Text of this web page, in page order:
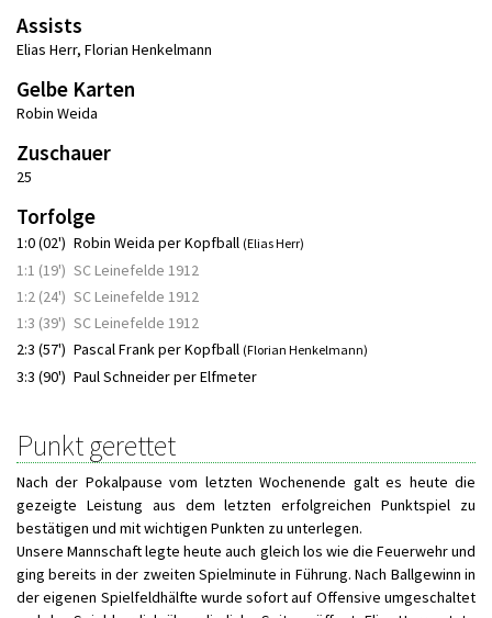
Assists
Elias Herr, Florian Henkelmann
Gelbe Karten
Robin Weida
Zuschauer
25
Torfolge
1:0 (02') Robin Weida per Kopfball (Elias Herr)
1:1 (19') SC Leinefelde 1912
1:2 (24') SC Leinefelde 1912
1:3 (39') SC Leinefelde 1912
2:3 (57') Pascal Frank per Kopfball (Florian Henkelmann)
3:3 (90') Paul Schneider per Elfmeter
Punkt gerettet
Nach der Pokalpause vom letzten Wochenende galt es heute die
gezeigte Leistung aus dem letzten erfolgreichen Punktspiel zu
bestätigen und mit wichtigen Punkten zu unterlegen.
Unsere Mannschaft legte heute auch gleich los wie die Feuerwehr und
ging bereits in der zweiten Spielminute in Führung. Nach Ballgewinn in
der eigenen Spielfeldhälfte wurde sofort auf Offensive umgeschaltet